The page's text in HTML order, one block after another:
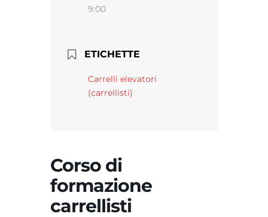
9:00
ETICHETTE
Carrelli elevatori
(carrellisti)
Corso di
formazione
carrellisti